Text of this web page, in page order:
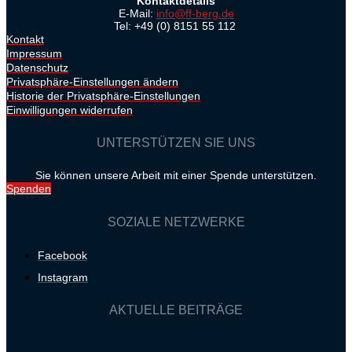
E-Mail: info@ff-berg.de
Tel: +49 (0) 8151 55 112
Kontakt
Impressum
Datenschutz
Privatsphäre-Einstellungen ändern
Historie der Privatsphäre-Einstellungen
Einwilligungen widerrufen
UNTERSTÜTZEN SIE UNS
Sie können unsere Arbeit mit einer Spende unterstützen.
Spenden
SOZIALE NETZWERKE
Facebook
Instagram
AKTUELLE BEITRÄGE